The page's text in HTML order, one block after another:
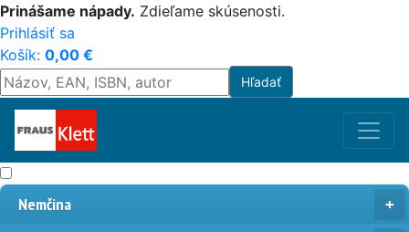
Prinášame nápady. Zdieľame skúsenosti.
Prihlásiť sa
Košík: 0,00 €
Nemčina